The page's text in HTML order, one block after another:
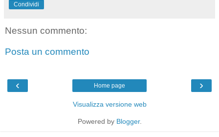
Condividi
Nessun commento:
Posta un commento
‹ ›
Home page
Visualizza versione web
Powered by Blogger.